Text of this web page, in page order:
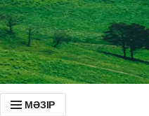
МӘЗІР